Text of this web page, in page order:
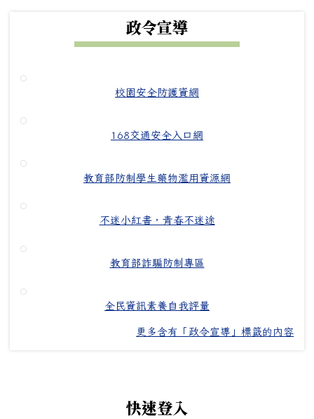
政令宣導
校園安全防護資網
168交通安全入口網
教育部防制學生藥物濫用資源網
不迷小紅書，青春不迷途
教育部詐騙防制專區
全民資訊素養自我評量
更多含有「政令宣導」標籤的內容
快速登入